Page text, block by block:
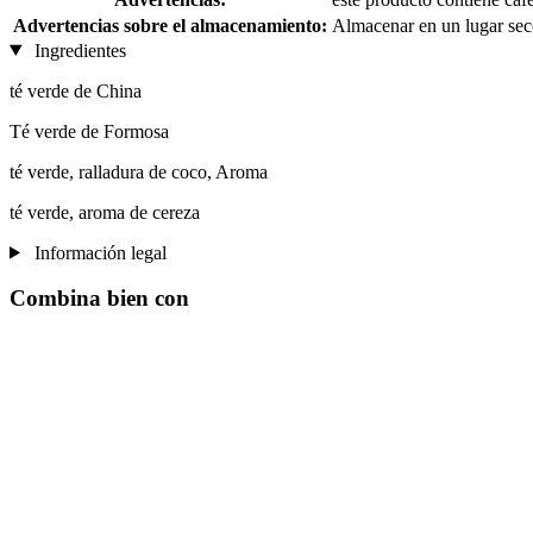
Advertencias sobre el almacenamiento: Almacenar en un lugar
Ingredientes
té verde de China
Té verde de Formosa
té verde, ralladura de coco, Aroma
té verde, aroma de cereza
Información legal
Combina bien con